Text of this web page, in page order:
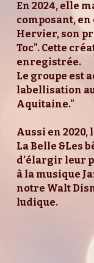
En 2024, elle
composant,
Hervier, son
Toc". Cette
enregistrée.
Le groupe est
labellisation
Aquitaine."
Aussi en
La Belle &Les
d’élargir leur
à la musique
notre Walt
ludique.